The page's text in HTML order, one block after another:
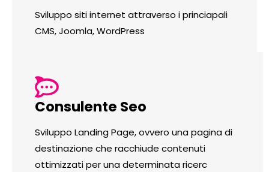
Sviluppo siti internet attraverso i princiapali
CMS, Joomla, WordPress
Consulente Seo
Sviluppo Landing Page, ovvero una pagina di
destinazione che racchiude contenuti
ottimizzati per una determinata ricerc